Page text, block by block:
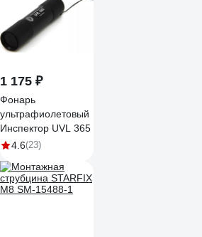
1 175 ₽
Фонарь
ультрафиолетовый
Инспектор UVL 365
4.6(23)